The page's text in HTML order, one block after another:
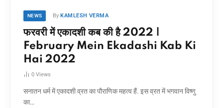
NEWS By KAMLESH VERMA
फरवरी में एकादशी कब की है 2022 |
February Mein Ekadashi Kab Ki
Hai 2022
0 Views
सनातन धर्म में एकादशी व्रत का पौराणिक महत्व हैं. इस व्रत में भगवान विष्णु
का…